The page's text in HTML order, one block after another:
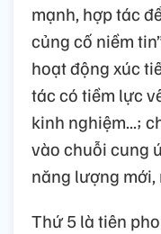
mạnh, hợp tác
củng cố niềm
hoạt động xúc
tác có tiềm lực
kinh nghiệm...;
vào chuỗi cung
năng lượng
Thứ 5 là tiên